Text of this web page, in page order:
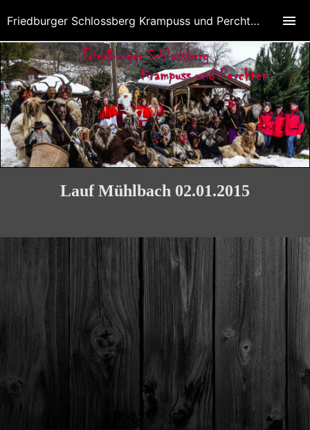
Lauf Mühlbach 02.01.2015
Friedburger Schlossberg Krampuss und Perchten